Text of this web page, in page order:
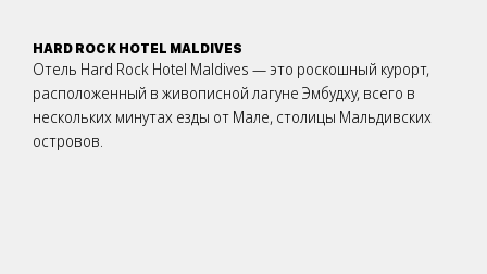
HARD ROCK HOTEL MALDIVES
Отель Hard Rock Hotel Maldives — это роскошный курорт,
расположенный в живописной лагуне Эмбудху, всего в
нескольких минутах езды от Мале, столицы Мальдивских
островов.